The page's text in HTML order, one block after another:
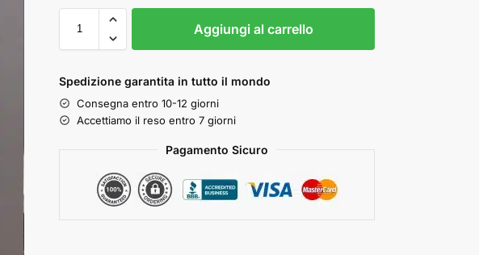
Aggiungi al carrello
Spedizione garantita in tutto il mondo
Consegna entro 10-12 giorni
Accettiamo il reso entro 7 giorni
Pagamento Sicuro